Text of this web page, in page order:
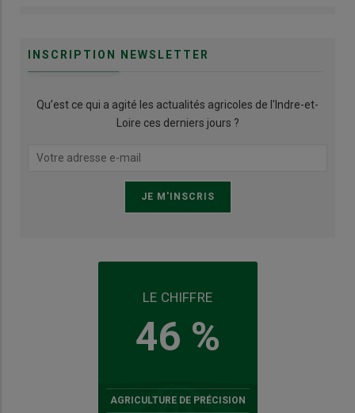
INSCRIPTION NEWSLETTER
Qu’est ce qui a agité les actualités agricoles de l'Indre-et-
Loire ces derniers jours ?
LE CHIFFRE
46 %
AGRICULTURE DE PRÉCISION